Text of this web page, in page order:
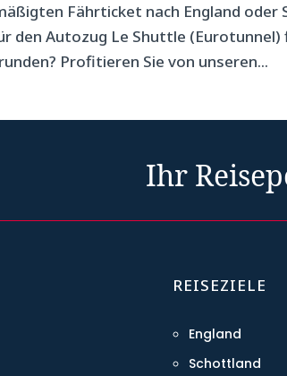
Fährticket nach England oder
den Autozug Le Shuttle (Eurotunnel)
Profitieren Sie von unseren...
Ihr
REISEZIELE
England
Schottland